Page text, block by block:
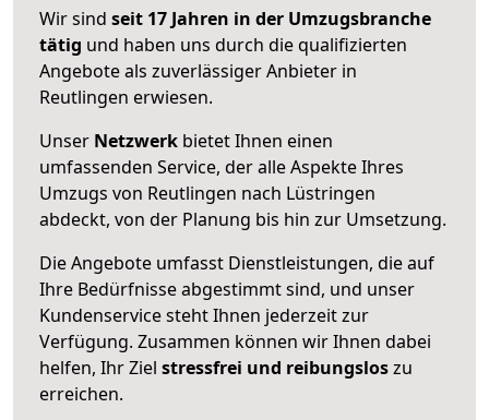
Wir sind seit 17 Jahren in der Umzugsbranche
tätig und haben uns durch die qualifizierten
Angebote als zuverlässiger Anbieter in
Reutlingen erwiesen.
Unser Netzwerk bietet Ihnen einen
umfassenden Service, der alle Aspekte Ihres
Umzugs von Reutlingen nach Lüstringen
abdeckt, von der Planung bis hin zur Umsetzung.
Die Angebote umfasst Dienstleistungen, die auf
Ihre Bedürfnisse abgestimmt sind, und unser
Kundenservice steht Ihnen jederzeit zur
Verfügung. Zusammen können wir Ihnen dabei
helfen, Ihr Ziel stressfrei und reibungsloszu
erreichen.